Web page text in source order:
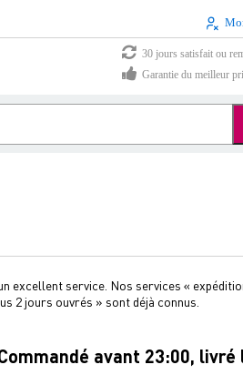
30 jours satisfait ou
Garantie du meilleur
excellent service. Nos services «
2 jours ouvrés » sont déjà connus.
avant 23:00, livré